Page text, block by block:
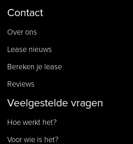
Contact
Over ons
Lease nieuws
Bereken je lease
Reviews
Veelgestelde vragen
Hoe werkt het?
Voor wie is het?